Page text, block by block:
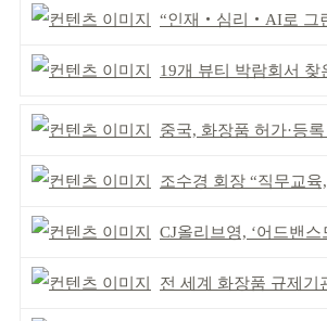
“인재‧심리‧AI로 그
19개 뷰티 박람회서 찾은
중국, 화장품 허가·등록 대수술
조수경 회장 “직무교육,
CJ올리브영, ‘어드밴스드 더마’
전 세계 화장품 규제기관